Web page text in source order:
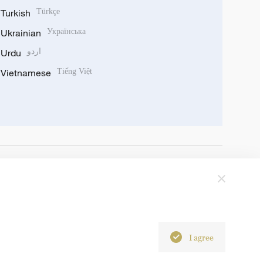
Turkish Türkçe
Ukrainian Українська
Urdu اردو
Vietnamese Tiếng Việt
I agree